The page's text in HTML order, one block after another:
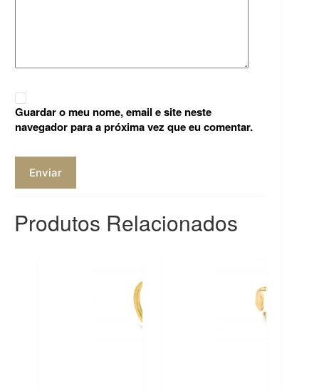
Guardar o meu nome, email e site neste
navegador para a próxima vez que eu comentar.
Enviar
Produtos Relacionados